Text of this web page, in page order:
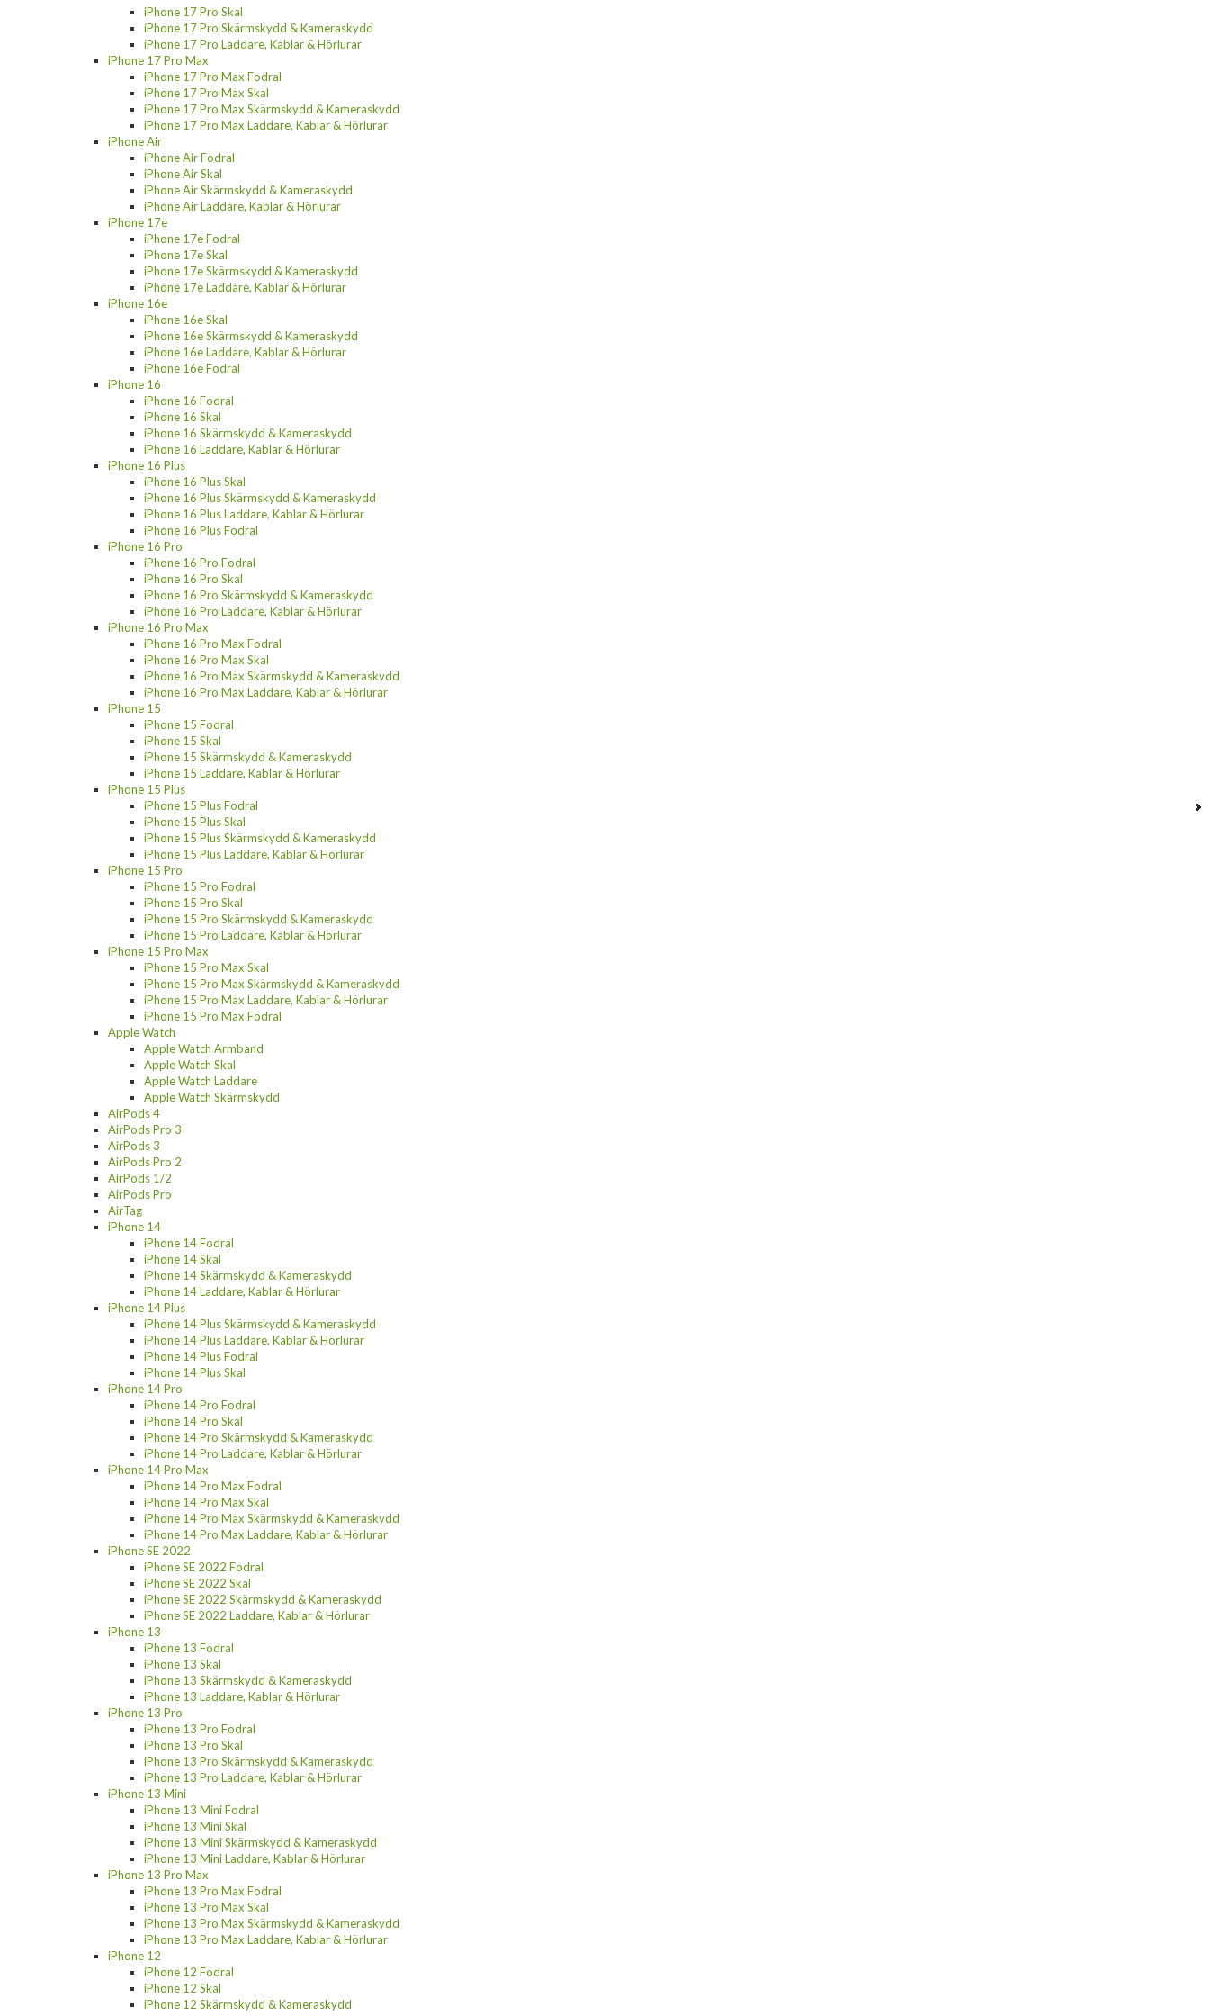
iPhone 17 Pro Skal
iPhone 17 Pro Skärmskydd & Kameraskydd
iPhone 17 Pro Laddare, Kablar & Hörlurar
iPhone 17 Pro Max
iPhone 17 Pro Max Fodral
iPhone 17 Pro Max Skal
iPhone 17 Pro Max Skärmskydd & Kameraskydd
iPhone 17 Pro Max Laddare, Kablar & Hörlurar
iPhone Air
iPhone Air Fodral
iPhone Air Skal
iPhone Air Skärmskydd & Kameraskydd
iPhone Air Laddare, Kablar & Hörlurar
iPhone 17e
iPhone 17e Fodral
iPhone 17e Skal
iPhone 17e Skärmskydd & Kameraskydd
iPhone 17e Laddare, Kablar & Hörlurar
iPhone 16e
iPhone 16e Skal
iPhone 16e Skärmskydd & Kameraskydd
iPhone 16e Laddare, Kablar & Hörlurar
iPhone 16e Fodral
iPhone 16
iPhone 16 Fodral
iPhone 16 Skal
iPhone 16 Skärmskydd & Kameraskydd
iPhone 16 Laddare, Kablar & Hörlurar
iPhone 16 Plus
iPhone 16 Plus Skal
iPhone 16 Plus Skärmskydd & Kameraskydd
iPhone 16 Plus Laddare, Kablar & Hörlurar
iPhone 16 Plus Fodral
iPhone 16 Pro
iPhone 16 Pro Fodral
iPhone 16 Pro Skal
iPhone 16 Pro Skärmskydd & Kameraskydd
iPhone 16 Pro Laddare, Kablar & Hörlurar
iPhone 16 Pro Max
iPhone 16 Pro Max Fodral
iPhone 16 Pro Max Skal
iPhone 16 Pro Max Skärmskydd & Kameraskydd
iPhone 16 Pro Max Laddare, Kablar & Hörlurar
iPhone 15
iPhone 15 Fodral
iPhone 15 Skal
iPhone 15 Skärmskydd & Kameraskydd
iPhone 15 Laddare, Kablar & Hörlurar
iPhone 15 Plus
iPhone 15 Plus Fodral
iPhone 15 Plus Skal
iPhone 15 Plus Skärmskydd & Kameraskydd
iPhone 15 Plus Laddare, Kablar & Hörlurar
iPhone 15 Pro
iPhone 15 Pro Fodral
iPhone 15 Pro Skal
iPhone 15 Pro Skärmskydd & Kameraskydd
iPhone 15 Pro Laddare, Kablar & Hörlurar
iPhone 15 Pro Max
iPhone 15 Pro Max Skal
iPhone 15 Pro Max Skärmskydd & Kameraskydd
iPhone 15 Pro Max Laddare, Kablar & Hörlurar
iPhone 15 Pro Max Fodral
Apple Watch
Apple Watch Armband
Apple Watch Skal
Apple Watch Laddare
Apple Watch Skärmskydd
AirPods 4
AirPods Pro 3
AirPods 3
AirPods Pro 2
AirPods 1/2
AirPods Pro
AirTag
iPhone 14
iPhone 14 Fodral
iPhone 14 Skal
iPhone 14 Skärmskydd & Kameraskydd
iPhone 14 Laddare, Kablar & Hörlurar
iPhone 14 Plus
iPhone 14 Plus Skärmskydd & Kameraskydd
iPhone 14 Plus Laddare, Kablar & Hörlurar
iPhone 14 Plus Fodral
iPhone 14 Plus Skal
iPhone 14 Pro
iPhone 14 Pro Fodral
iPhone 14 Pro Skal
iPhone 14 Pro Skärmskydd & Kameraskydd
iPhone 14 Pro Laddare, Kablar & Hörlurar
iPhone 14 Pro Max
iPhone 14 Pro Max Fodral
iPhone 14 Pro Max Skal
iPhone 14 Pro Max Skärmskydd & Kameraskydd
iPhone 14 Pro Max Laddare, Kablar & Hörlurar
iPhone SE 2022
iPhone SE 2022 Fodral
iPhone SE 2022 Skal
iPhone SE 2022 Skärmskydd & Kameraskydd
iPhone SE 2022 Laddare, Kablar & Hörlurar
iPhone 13
iPhone 13 Fodral
iPhone 13 Skal
iPhone 13 Skärmskydd & Kameraskydd
iPhone 13 Laddare, Kablar & Hörlurar
iPhone 13 Pro
iPhone 13 Pro Fodral
iPhone 13 Pro Skal
iPhone 13 Pro Skärmskydd & Kameraskydd
iPhone 13 Pro Laddare, Kablar & Hörlurar
iPhone 13 Mini
iPhone 13 Mini Fodral
iPhone 13 Mini Skal
iPhone 13 Mini Skärmskydd & Kameraskydd
iPhone 13 Mini Laddare, Kablar & Hörlurar
iPhone 13 Pro Max
iPhone 13 Pro Max Fodral
iPhone 13 Pro Max Skal
iPhone 13 Pro Max Skärmskydd & Kameraskydd
iPhone 13 Pro Max Laddare, Kablar & Hörlurar
iPhone 12
iPhone 12 Fodral
iPhone 12 Skal
iPhone 12 Skärmskydd & Kameraskydd